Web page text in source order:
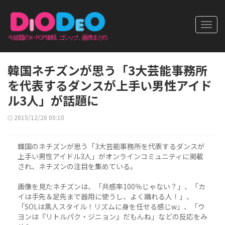
韓国ネチズンが思う「3大芸能事務所
を代表するダンスが上手い男性アイド
ル3人」が話題に
2015/12/20 00:10
韓国のネチズンが思う「3大芸能事務所を代表するダンスが
上手い男性アイドル3人」がオンラインコミュニティに掲載
され、ネチズンの注目を集めている。
画像を見たネチズンは、「共感率100％じゃない？」、「カ
イは手先＆足先まで器用に使うし、よく踊れる人！」、
「SOLは黒人スタイル！リズムに身を任せる感じw」、「ウ
ヨンは『リトルパク・ジニョン』だもんね」などの反応をみ